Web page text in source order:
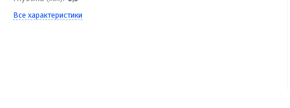
Все характеристики